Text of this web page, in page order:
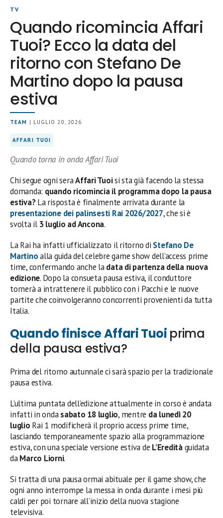
TV
Quando ricomincia Affari
Tuoi? Ecco la data del
ritorno con Stefano De
Martino dopo la pausa
estiva
TEAM | LUGLIO 20, 2026
AFFARI TUOI
Quando torna in onda Affari Tuoi
Chi segue ogni seraAffari Tuoisi sta già facendo la stessa
domanda: quando ricomincia il programma dopo la pausa
estiva?La risposta è finalmente arrivata durante la
presentazione dei palinsesti Rai 2026/2027, che si è
svolta il 3 luglio ad Ancona.
La Rai ha infatti ufficializzato il ritorno di Stefano De
Martinoalla guida del celebre game show dell’access prime
time, confermando anche ladata di partenza della nuova
edizione. Dopo la consueta pausa estiva, il conduttore
tornerà a intrattenere il pubblico con i Pacchi e le nuove
partite che coinvolgeranno concorrenti provenienti da tutta
Italia.
Quando finisce Affari Tuoi prima
della pausa estiva?
Prima del ritorno autunnale ci sarà spazio per la tradizionale
pausa estiva.
L’ultima puntata dell’edizione attualmente in corso è andata
infatti in ondasabato 18 luglio, mentre da lunedì 20
luglio Rai 1 modificherà il proprio access prime time,
lasciando temporaneamente spazio alla programmazione
estiva, con una speciale versione estiva de L’Ereditàguidata
daMarco Liorni.
Si tratta di una pausa ormai abituale per il game show, che
ogni anno interrompe la messa in onda durante i mesi più
caldi per poi tornare all’inizio della nuova stagione
televisiva.